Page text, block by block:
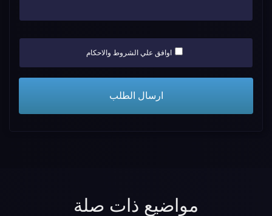
اوافق علي الشروط والاحكام
مواضيع ذات صلة